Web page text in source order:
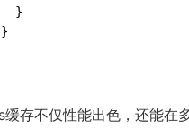
}
缓存不仅性能出色，还能在